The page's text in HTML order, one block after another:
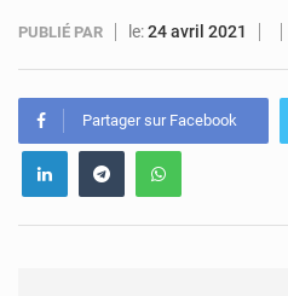
PUBLIÉ PAR le:24 avril 2021
Partager sur Facebook